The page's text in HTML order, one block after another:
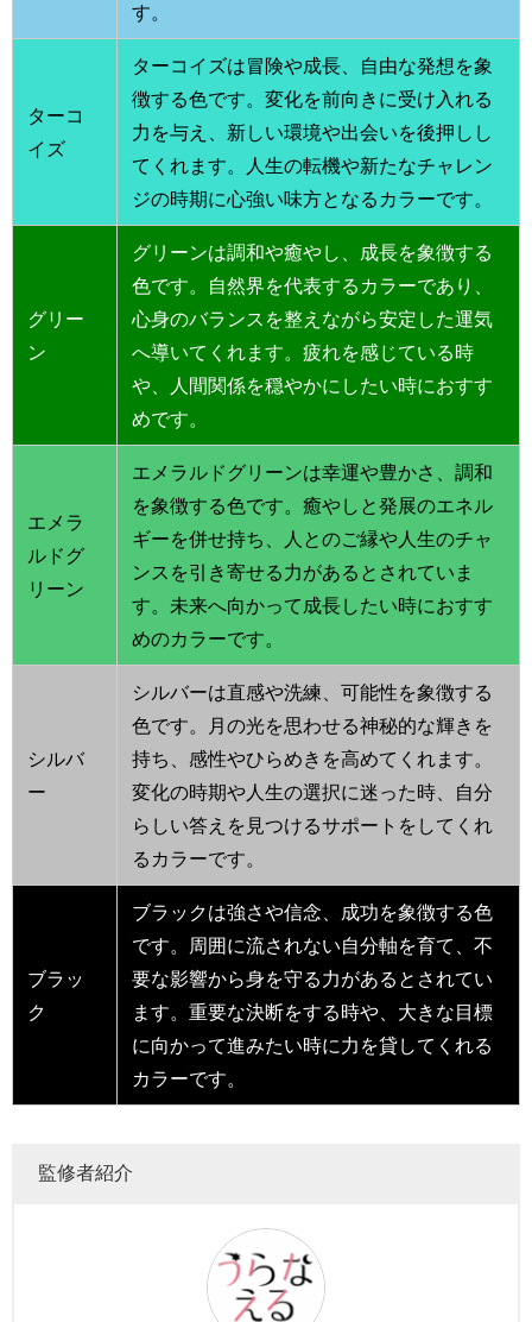
す。
ターコ
イズ
ターコイズは冒険や成長、自由な発想を象
徴する色です。変化を前向きに受け入れる
力を与え、新しい環境や出会いを後押しし
てくれます。人生の転機や新たなチャレン
ジの時期に心強い味方となるカラーです。
グリー
ン
グリーンは調和や癒やし、成長を象徴する
色です。自然界を代表するカラーであり、
心身のバランスを整えながら安定した運気
へ導いてくれます。疲れを感じている時
や、人間関係を穏やかにしたい時におすす
めです。
エメラ
ルドグ
リーン
エメラルドグリーンは幸運や豊かさ、調和
を象徴する色です。癒やしと発展のエネル
ギーを併せ持ち、人とのご縁や人生のチャ
ンスを引き寄せる力があるとされていま
す。未来へ向かって成長したい時におすす
めのカラーです。
シルバ
ー
シルバーは直感や洗練、可能性を象徴する
色です。月の光を思わせる神秘的な輝きを
持ち、感性やひらめきを高めてくれます。
変化の時期や人生の選択に迷った時、自分
らしい答えを見つけるサポートをしてくれ
るカラーです。
ブラッ
ク
ブラックは強さや信念、成功を象徴する色
です。周囲に流されない自分軸を育て、不
要な影響から身を守る力があるとされてい
ます。重要な決断をする時や、大きな目標
に向かって進みたい時に力を貸してくれる
カラーです。
監修者紹介